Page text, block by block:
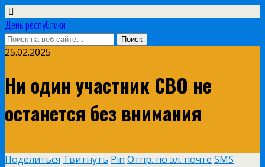
День республики
25.02.2025
Ни один участник СВО не
останется без внимания
Поделиться Твитнуть Pin Отпр. по эл. почте SMS